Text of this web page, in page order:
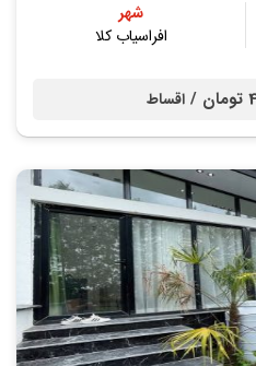
شهر
افراسیاب کلا
/ اقساط